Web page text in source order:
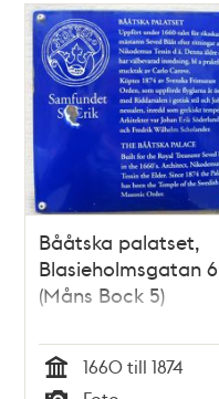
Bååtska palatset,
Blasieholmsgatan 6
(Måns Bock 5)
Tid
1660 till 1874